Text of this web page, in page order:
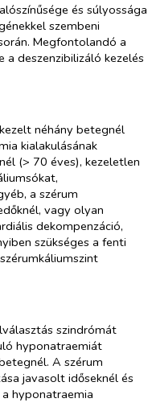
és súlyossága
szembeni
Megfontolandó a
deszenzibilizáló kezelés
néhány betegnél
kialakulásának
(> 70 éves), kezeletlen
a szérum
vagy olyan
dekompenzáció,
szükséges a fenti
szindrómát
hyponatraemiát
A szérum
javasolt időseknél és
hyponatraemia